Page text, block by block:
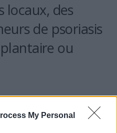
My Personal
locaux, des
de psoriasis
ou
PSORIASIS CLASSIQUE